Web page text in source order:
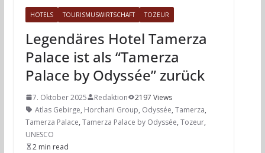
HOTELS TOURISMUSWIRTSCHAFT TOZEUR
Legendäres Hotel Tamerza
Palace ist als “Tamerza
Palace by Odyssée” zurück
7. Oktober 2025 Redaktion
2197 Views
Atlas Gebirge, Horchani Group, Odyssée, Tamerza,
Tamerza Palace, Tamerza Palace by Odyssée, Tozeur,
UNESCO
2 min read